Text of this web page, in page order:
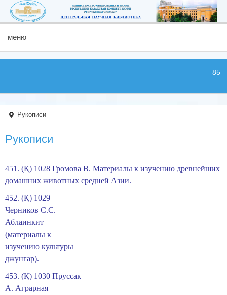
меню
85 лет
Рукописи
Рукописи
451. (Қ) 1028 Громова В. Материалы к изучению древнейших
домашних животных средней Азии.
452. (Қ) 1029
Черников С.С.
Аблаинкит
(материалы к
изучению культуры
джунгар).
453. (Қ) 1030 Пруссак
А. Аграрная